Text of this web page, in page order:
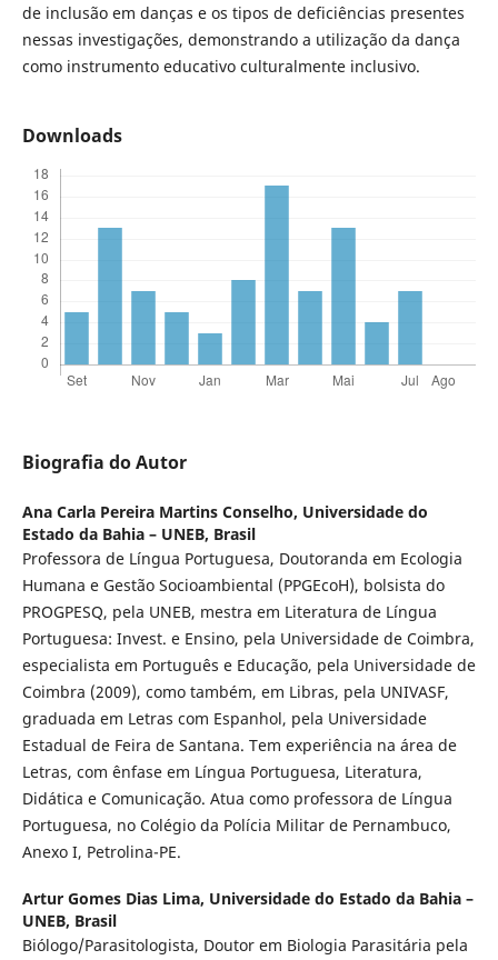
de inclusão em danças e os tipos de deficiências presentes
nessas investigações, demonstrando a utilização da dança
como instrumento educativo culturalmente inclusivo.
Downloads
Biografia do Autor
Ana Carla Pereira Martins Conselho, Universidade do
Estado da Bahia – UNEB, Brasil
Professora de Língua Portuguesa, Doutoranda em Ecologia
Humana e Gestão Socioambiental (PPGEcoH), bolsista do
PROGPESQ, pela UNEB, mestra em Literatura de Língua
Portuguesa: Invest. e Ensino, pela Universidade de Coimbra,
especialista em Português e Educação, pela Universidade de
Coimbra (2009), como também, em Libras, pela UNIVASF,
graduada em Letras com Espanhol, pela Universidade
Estadual de Feira de Santana. Tem experiência na área de
Letras, com ênfase em Língua Portuguesa, Literatura,
Didática e Comunicação. Atua como professora de Língua
Portuguesa, no Colégio da Polícia Militar de Pernambuco,
Anexo I, Petrolina-PE.
Artur Gomes Dias Lima, Universidade do Estado da Bahia –
UNEB, Brasil
Biólogo/Parasitologista, Doutor em Biologia Parasitária pela